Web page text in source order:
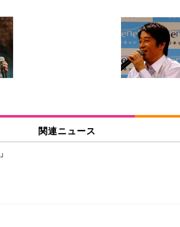
ト コンパクト 約105度ロッキング pc 事務椅子 360度回
クレスト 30度ロッキング機能 人間工学 椅子 腰サポー
チェア (ブラック)
ンチェア (ホワイト)
UHD・USB Type-C・ホワイト
）
）VA 非光沢 HDMI/DisplayPort/VGA スピーカー内蔵 高
イト 300枚
リスオーヤマ ペットシーツ 超厚型 お徳用 ワイド 100枚
関連ニュース